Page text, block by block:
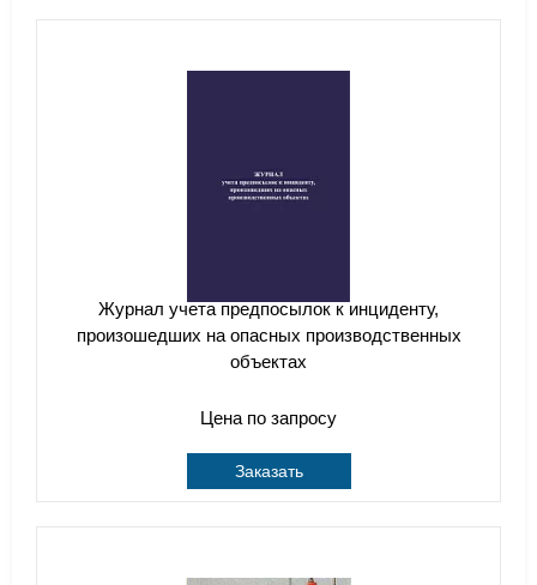
Журнал учета предпосылок к инциденту,
произошедших на опасных производственных
объектах
Цена по запросу
Заказать